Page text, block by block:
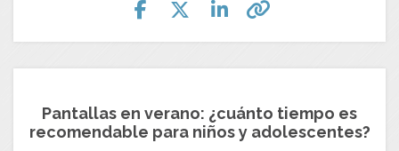
Pantallas en verano: ¿cuánto tiempo es
recomendable para niños y adolescentes?